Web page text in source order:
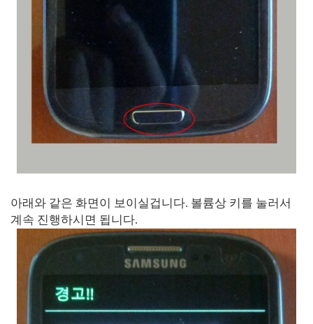
아래와 같은 화면이 보이실겁니다. 볼륨상 키를 눌러서
계속 진행하시면 됩니다.